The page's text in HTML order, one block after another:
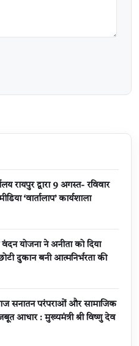
रायपुर द्वारा 9 अगस्त- रविवार
‘वार्तालाप’ कार्यशाला
वंदन योजना ने अनीता को दिया
दुकान बनी आत्मनिर्भरता की
सनातन परंपराओं और सामाजिक
आधार : मुख्यमंत्री श्री विष्णु देव